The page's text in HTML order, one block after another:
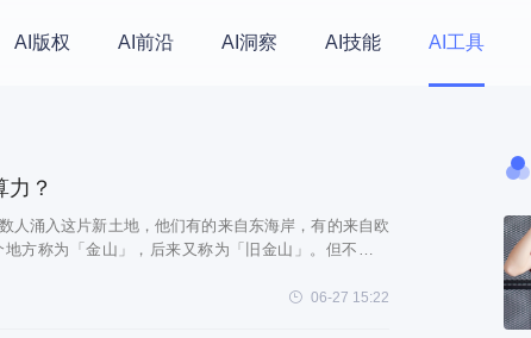
AI版权 AI前沿 AI洞察 AI技能 AI工具
？
人涌入这片新土地，他们有的来自东海岸，有的来自欧
方称为「金山」，后来又称为「旧金山」。但不管如
06-27 15:22